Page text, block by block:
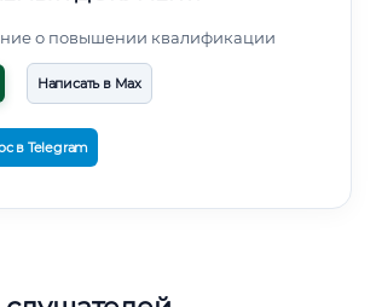
о повышении квалификации
Написать в Max
в Telegram